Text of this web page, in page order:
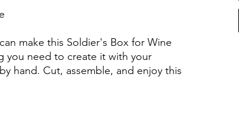
make this Soldier's Box for Wine
you need to create it with your
hand. Cut, assemble, and enjoy this